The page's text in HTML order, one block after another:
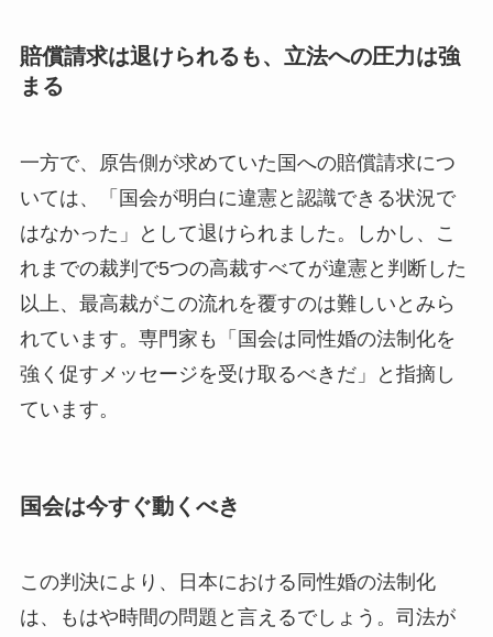
賠償請求は退けられるも、立法への圧力は強
まる
一方で、原告側が求めていた国への賠償請求につ
いては、「国会が明白に違憲と認識できる状況で
はなかった」として退けられました。しかし、こ
れまでの裁判で5つの高裁すべてが違憲と判断した
以上、最高裁がこの流れを覆すのは難しいとみら
れています。専門家も「国会は同性婚の法制化を
強く促すメッセージを受け取るべきだ」と指摘し
ています。
国会は今すぐ動くべき
この判決により、日本における同性婚の法制化
は、もはや時間の問題と言えるでしょう。司法が